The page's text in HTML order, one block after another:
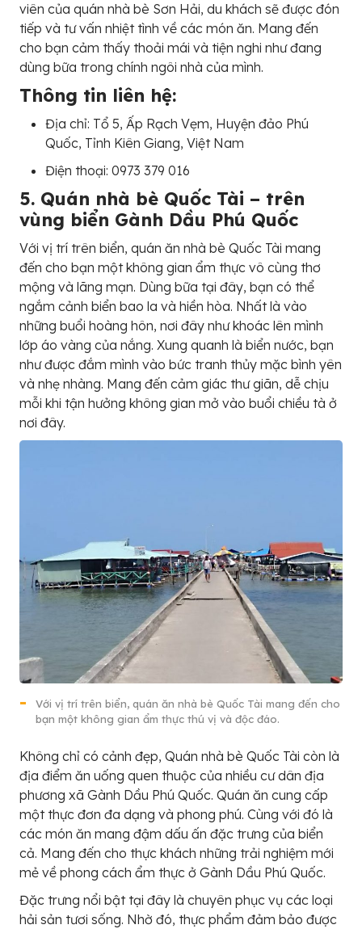
viên của quán nhà bè Sơn Hải, du khách sẽ được đón
tiếp và tư vấn nhiệt tình về các món ăn. Mang đến
cho bạn cảm thấy thoải mái và tiện nghi như đang
dùng bữa trong chính ngôi nhà của mình.
Thông tin liên hệ:
Địa chỉ: Tổ 5, Ấp Rạch Vẹm, Huyện đảo Phú
Quốc, Tỉnh Kiên Giang, Việt Nam
Điện thoại: 0973 379 016
5. Quán nhà bè Quốc Tài – trên
vùng biển Gành Dầu Phú Quốc
Với vị trí trên biển, quán ăn nhà bè Quốc Tài mang
đến cho bạn một không gian ẩm thực vô cùng thơ
mộng và lãng mạn. Dùng bữa tại đây, bạn có thể
ngắm cảnh biển bao la và hiền hòa. Nhất là vào
những buổi hoàng hôn, nơi đây như khoác lên mình
lớp áo vàng của nắng. Xung quanh là biển nước, bạn
như được đắm mình vào bức tranh thủy mặc bình yên
và nhẹ nhàng. Mang đến cảm giác thư giãn, dễ chịu
mỗi khi tận hưởng không gian mở vào buổi chiều tà ở
nơi đây.
Với vị trí trên biển, quán ăn nhà bè Quốc Tài mang đến cho
bạn một không gian ẩm thực thú vị và độc đáo.
Không chỉ có cảnh đẹp, Quán nhà bè Quốc Tài còn là
địa điểm ăn uống quen thuộc của nhiều cư dân địa
phương xã Gành Dầu Phú Quốc. Quán ăn cung cấp
một thực đơn đa dạng và phong phú. Cùng với đó là
các món ăn mang đậm dấu ấn đặc trưng của biển
cả. Mang đến cho thực khách những trải nghiệm mới
mẻ về phong cách ẩm thực ở Gành Dầu Phú Quốc.
Đặc trưng nổi bật tại đây là chuyên phục vụ các loại
hải sản tươi sống. Nhờ đó, thực phẩm đảm bảo được